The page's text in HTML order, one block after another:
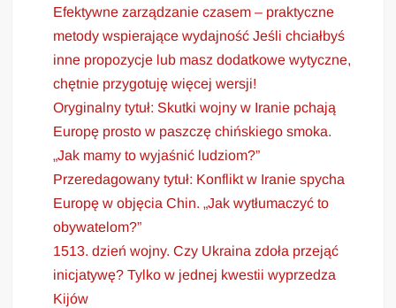
Efektywne zarządzanie czasem – praktyczne
metody wspierające wydajność Jeśli chciałbyś
inne propozycje lub masz dodatkowe wytyczne,
chętnie przygotuję więcej wersji!
Oryginalny tytuł: Skutki wojny w Iranie pchają
Europę prosto w paszczę chińskiego smoka.
„Jak mamy to wyjaśnić ludziom?”
Przeredagowany tytuł: Konflikt w Iranie spycha
Europę w objęcia Chin. „Jak wytłumaczyć to
obywatelom?”
1513. dzień wojny. Czy Ukraina zdoła przejąć
inicjatywę? Tylko w jednej kwestii wyprzedza
Kijów